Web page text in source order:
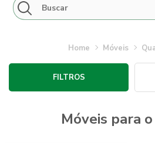
móveis
móveis para
FILTROS